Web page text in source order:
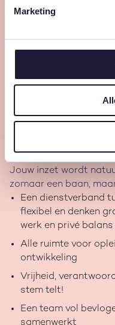
Marketing
Wij zijn geen
is een
maar mét één
innovatie en plezier.
In deze dynamische
van onschatbare
van de organisatie.
Jouw inzet wordt
zomaar een baan,
Een dienstverband
flexibel en denken
werk en privé balans
Alle ruimte voor
ontwikkeling
Vrijheid,
stem telt!
Een team vol
samenwerkt